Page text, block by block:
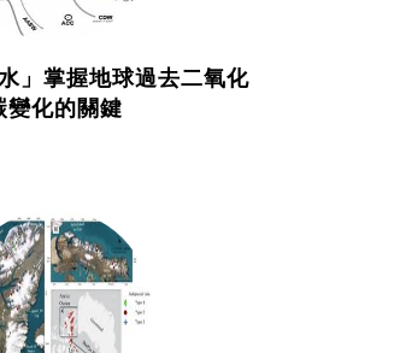
」掌握地球過去二氧化
變化的關鍵